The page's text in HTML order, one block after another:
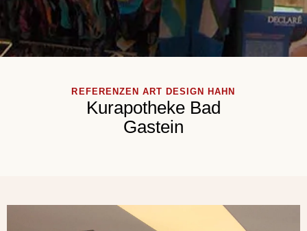
REFERENZEN ART DESIGN HAHN
Kurapotheke Bad
Gastein